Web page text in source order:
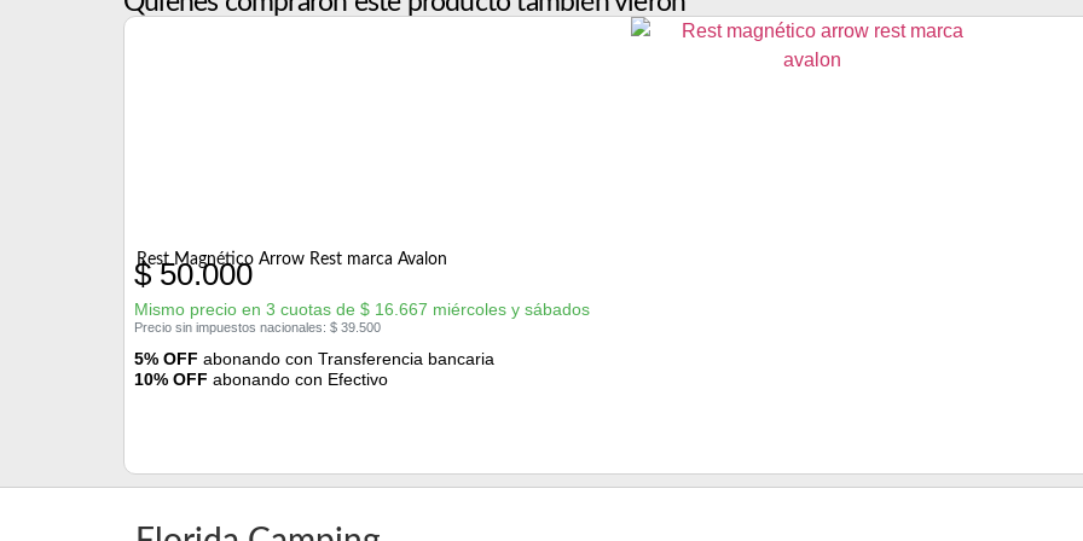
Rest Magnético Arrow Rest marca Avalon
$50.000
Mismo precio en 3 cuotas de $ 16.667 miércoles y sábados
Precio sin impuestos nacionales: $ 39.500
5% OFF abonando con Transferencia bancaria
10% OFF abonando con Efectivo